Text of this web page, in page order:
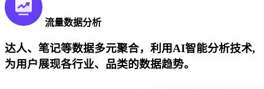
流量数据分析
达人、笔记等数据多元聚合，利用AI智能分析技术,
为用户展现各行业、品类的数据趋势。